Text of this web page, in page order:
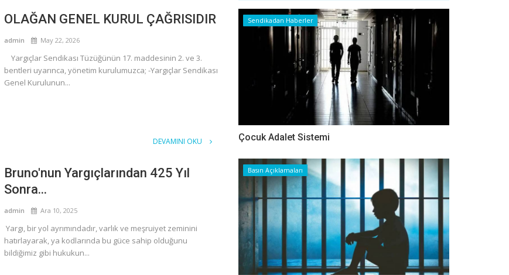
OLAĞAN GENEL KURUL ÇAĞRISIDIR
admin May 22, 2026
Yargıçlar Sendikası Tüzüğünün 17. maddesinin 2. ve 3.
bentleri uyarınca, yönetim kurulumuzca; -Yargıçlar Sendikası
Genel Kurulunun...
DEVAMINI OKU
Bruno'nun Yargıçlarından 425 Yıl
Sonra...
admin Ara 10, 2025
Yargı, bir yol ayrımındadır, varlık ve meşruiyet zeminini
hatırlayarak, ya kodlarında bu güce sahip olduğunu
bildiğimiz gibi hukukun...
Sendikadan Haberler
Çocuk Adalet Sistemi
Basın Açıklamaları